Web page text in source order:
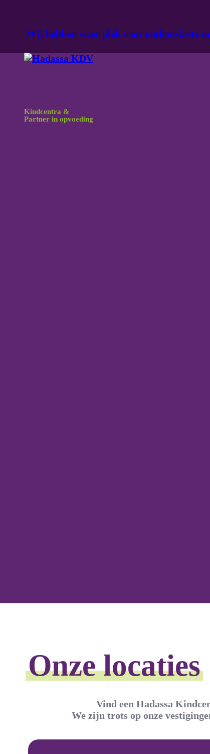
Wij hebben weer plek voor enthousiaste
Kindcentra &
Partner in opvoeding
Onze peuteropvang is speciaal
jaar, om hen spelenderwijs voor te
Onze locaties
Vind een Hadassa
We zijn trots op onze